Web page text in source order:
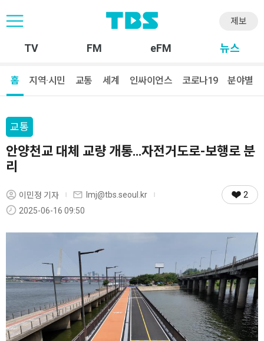
제보
TV FM eFM 뉴스
홈 지역·시민 교통 세계 인싸이언스 코로나19 분야별
교통
안양천교 대체 교량 개통…자전거도로-보행로 분
리
이민정 기자
lmj@tbs.seoul.kr
2025-06-16 09:50
2